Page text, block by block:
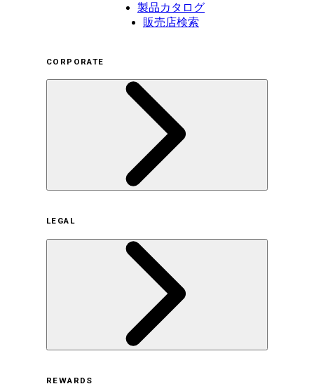
製品カタログ
販売店検索
CORPORATE
サステナビリティの取り組み（日本）
サステナビリティの取り組み（米国/英語）
ヒストリー
採用情報
LEGAL
REWARDS